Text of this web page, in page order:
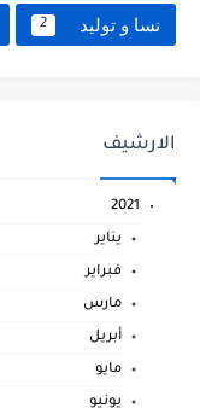
نسا و توليد 2
الارشيف
2021
يناير
فبراير
مارس
أبريل
مايو
يونيو